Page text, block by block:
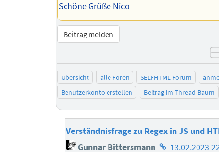
Schöne Grüße Nico
Beitrag melden
Übersicht alle Foren SELFHTML-Forum
Benutzerkonto erstellen
Beitrag im Thread-Baum
Verständnisfrage zu Regex in JS und
Gunnar Bittersmann Homepage
13.02.2023